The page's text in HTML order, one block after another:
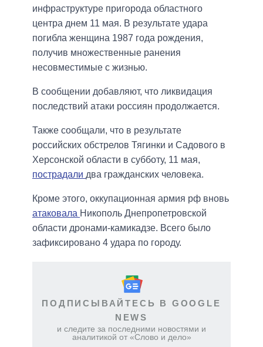
инфраструктуре пригорода областного
центра днем 11 мая. В результате удара
погибла женщина 1987 года рождения,
получив множественные ранения
несовместимые с жизнью.
В сообщении добавляют, что ликвидация
последствий атаки россиян продолжается.
Также сообщали, что в результате
российских обстрелов Тягинки и Садового в
Херсонской области в субботу, 11 мая,
пострадали два гражданских человека.
Кроме этого, оккупационная армия рф вновь
атаковала Никополь Днепропетровской
области дронами-камикадзе. Всего было
зафиксировано 4 удара по городу.
ПОДПИСЫВАЙТЕСЬ В GOOGLE
NEWS
и следите за последними новостями и
аналитикой от «Слово и дело»